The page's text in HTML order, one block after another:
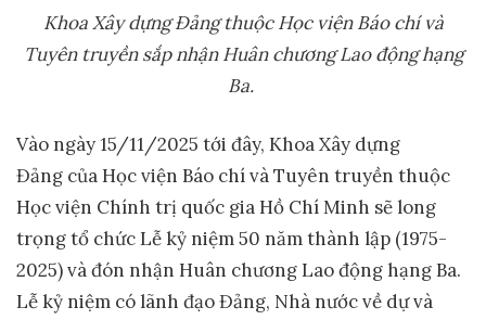
KhoaXây dựng Đảngthuộc Học viện Báo chí và
Tuyên truyền sắp nhận Huân chương Lao động hạng
Ba.
Vào ngày 15/11/2025 tới đây, Khoa Xây dựng
Đảng của Học viện Báo chí và Tuyên truyền thuộc
Học viện Chính trị quốc gia Hồ Chí Minh sẽ long
trọng tổ chức Lễ kỷ niệm 50 năm thành lập (1975-
2025) và đón nhận Huân chương Lao động hạng Ba.
Lễ kỷ niệm có lãnh đạo Đảng, Nhà nước về dự và